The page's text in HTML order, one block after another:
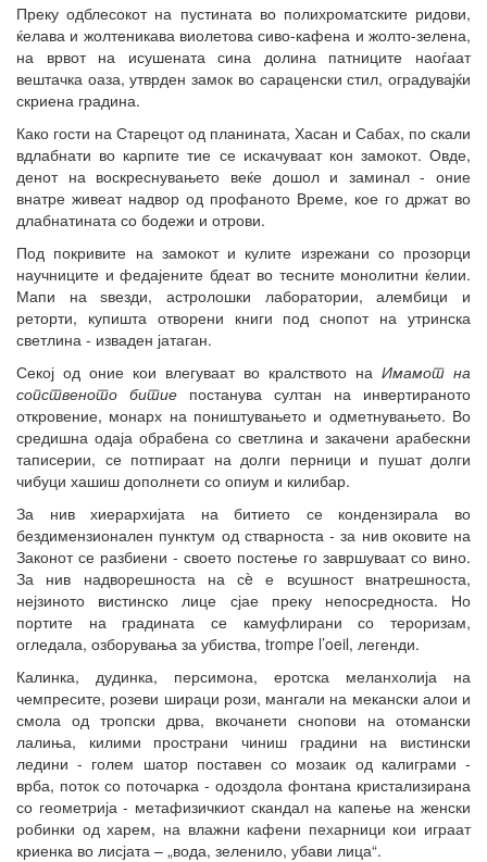
Преку одблесокот на пустината во полихроматските ридови,
ќелава и жолтеникава виолетова сиво-кафена и жолто-зелена,
на врвот на исушената сина долина патниците наоѓаат
вештачка оаза, утврден замок во сараценски стил, оградувајќи
скриена градина.
Како гости на Старецот од планината, Хасан и Сабах, по скали
вдлабнати во карпите тие се искачуваат кон замокот. Овде,
денот на воскреснувањето веќе дошол и заминал - оние
внатре живеат надвор од профаното Време, кое го држат во
длабнатината со бодежи и отрови.
Под покривите на замокот и кулите изрежани со прозорци
научниците и федајените бдеат во тесните монолитни ќелии.
Мапи на ѕвезди, астролошки лаборатории, алембици и
реторти, купишта отворени книги под снопот на утринска
светлина - изваден јатаган.
Секој од оние кои влегуваат во кралството на Имамот на
сопственото битие постанува султан на инвертираното
откровение, монарх на поништувањето и одметнувањето. Во
средишна одаја обрабена со светлина и закачени арабескни
таписерии, се потпираат на долги перници и пушат долги
чибуци хашиш дополнети со опиум и килибар.
За нив хиерархијата на битието се кондензирала во
бездимензионален пунктум од стварноста - за нив оковите на
Законот се разбиени - своето постење го завршуваат со вино.
За нив надворешноста на сè е всушност внатрешноста,
нејзиното вистинско лице сјае преку непосредноста. Но
портите на градината се камуфлирани со тероризам,
огледала, озборувања за убиства, trompe l’oeil, легенди.
Калинка, дудинка, персимона, еротска меланхолија на
чемпресите, розеви шираци рози, мангали на мекански алои и
смола од тропски дрва, вкочанети снопови на отомански
лалиња, килими пространи чиниш градини на вистински
ледини - голем шатор поставен со мозаик од калиграми -
врба, поток со поточарка - одоздола фонтана кристализирана
со геометрија - метафизичкиот скандал на капење на женски
робинки од харем, на влажни кафени пехарници кои играат
криенка во лисјата – „вода, зеленило, убави лица“.